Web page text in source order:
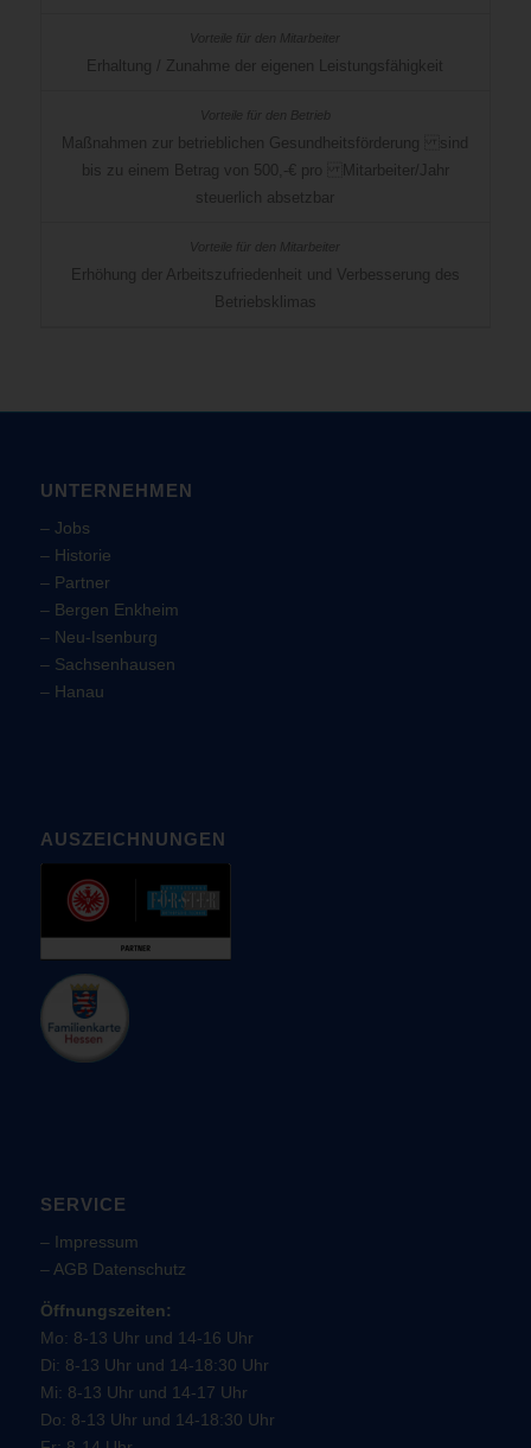
Erhaltung / Zunahme der eigenen Leistungsfähigkeit
Maßnahmen zur betrieblichen Gesundheitsförderung sind
bis zu einem Betrag von 500,-€ pro Mitarbeiter/Jahr
steuerlich absetzbar
Erhöhung der Arbeitszufriedenheit und Verbesserung des
Betriebsklimas
UNTERNEHMEN
– Jobs
– Historie
– Partner
– Bergen Enkheim
– Neu-Isenburg
– Sachsenhausen
– Hanau
AUSZEICHNUNGEN
SERVICE
– Impressum
– AGB Datenschutz
Öffnungszeiten:
Mo: 8-13 Uhr und 14-16 Uhr
Di: 8-13 Uhr und 14-18:30 Uhr
Mi: 8-13 Uhr und 14-17 Uhr
Do: 8-13 Uhr und 14-18:30 Uhr